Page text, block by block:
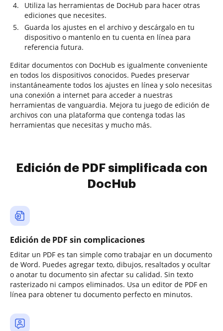
Utiliza las herramientas de DocHub para hacer otras
ediciones que necesites.
Guarda los ajustes en el archivo y descárgalo en tu
dispositivo o mantenlo en tu cuenta en línea para
referencia futura.
Editar documentos con DocHub es igualmente conveniente
en todos los dispositivos conocidos. Puedes preservar
instantáneamente todos los ajustes en línea y solo necesitas
una conexión a internet para acceder a nuestras
herramientas de vanguardia. Mejora tu juego de edición de
archivos con una plataforma que contenga todas las
herramientas que necesitas y mucho más.
Edición de PDF simplificada con
DocHub
Edición de PDF sin complicaciones
Editar un PDF es tan simple como trabajar en un documento
de Word. Puedes agregar texto, dibujos, resaltados y ocultar
o anotar tu documento sin afectar su calidad. Sin texto
rasterizado ni campos eliminados. Usa un editor de PDF en
línea para obtener tu documento perfecto en minutos.